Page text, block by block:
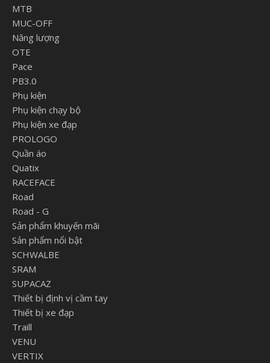
MTB
MUC-OFF
Năng lượng
OTE
Pace
PB3.0
Phụ kiện
Phụ kiện chạy bộ
Phụ kiện xe đạp
PROLOGO
Quần áo
Quatix
RACEFACE
Road
Road - G
Sản phẩm khuyến mãi
Sản phẩm nổi bật
SCHWALBE
SRAM
SUPACAZ
Thiết bị định vị cầm tay
Thiết bị xe đạp
Traill
VENU
VERTIX